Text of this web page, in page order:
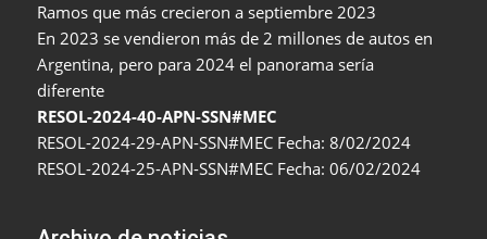
Ramos que más crecieron a septiembre 2023
En 2023 se vendieron más de 2 millones de autos en
Argentina, pero para 2024 el panorama sería
diferente
RESOL-2024-40-APN-SSN#MEC
RESOL-2024-29-APN-SSN#MEC Fecha: 8/02/2024
RESOL-2024-25-APN-SSN#MEC Fecha: 06/02/2024